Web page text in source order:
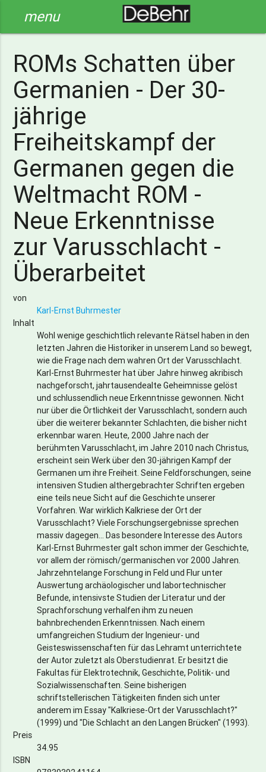
menu
ROMs Schatten über
Germanien - Der 30-
jährige
Freiheitskampf der
Germanen gegen die
Weltmacht ROM -
Neue Erkenntnisse
zur Varusschlacht -
Überarbeitet
von
Karl-Ernst Buhrmester
Inhalt
Wohl wenige geschichtlich relevante Rätsel haben in den
letzten Jahren die Historiker in unserem Land so bewegt,
wie die Frage nach dem wahren Ort der Varusschlacht.
Karl-Ernst Buhrmester hat über Jahre hinweg akribisch
nachgeforscht, jahrtausendealte Geheimnisse gelöst
und schlussendlich neue Erkenntnisse gewonnen. Nicht
nur über die Örtlichkeit der Varusschlacht, sondern auch
über die weiterer bekannter Schlachten, die bisher nicht
erkennbar waren. Heute, 2000 Jahre nach der
berühmten Varusschlacht, im Jahre 2010 nach Christus,
erscheint sein Werk über den 30-jährigen Kampf der
Germanen um ihre Freiheit. Seine Feldforschungen, seine
intensiven Studien althergebrachter Schriften ergeben
eine teils neue Sicht auf die Geschichte unserer
Vorfahren. War wirklich Kalkriese der Ort der
Varusschlacht? Viele Forschungsergebnisse sprechen
massiv dagegen... Das besondere Interesse des Autors
Karl-Ernst Buhrmester galt schon immer der Geschichte,
vor allem der römisch/germanischen vor 2000 Jahren.
Jahrzehntelange Forschung in Feld und Flur unter
Auswertung archäologischer und labortechnischer
Befunde, intensivste Studien der Literatur und der
Sprachforschung verhalfen ihm zu neuen
bahnbrechenden Erkenntnissen. Nach einem
umfangreichen Studium der Ingenieur- und
Geisteswissenschaften für das Lehramt unterrichtete
der Autor zuletzt als Oberstudienrat. Er besitzt die
Fakultas für Elektrotechnik, Geschichte, Politik- und
Sozialwissenschaften. Seine bisherigen
schriftstellerischen Tätigkeiten finden sich unter
anderem im Essay "Kalkriese-Ort der Varusschlacht?"
(1999) und "Die Schlacht an den Langen Brücken" (1993).
Preis
34.95
ISBN